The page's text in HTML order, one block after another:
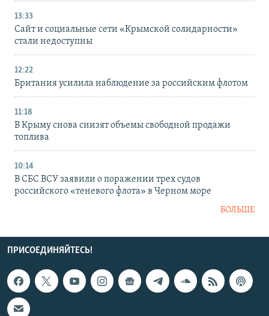
13:33
Сайт и социальные сети «Крымской солидарности»
стали недоступны
12:22
Британия усилила наблюдение за российским флотом
11:18
В Крыму снова снизят объемы свободной продажи
топлива
10:14
В СБС ВСУ заявили о поражении трех судов
российского «теневого флота» в Черном море
БОЛЬШЕ
ПРИСОЕДИНЯЙТЕСЬ!